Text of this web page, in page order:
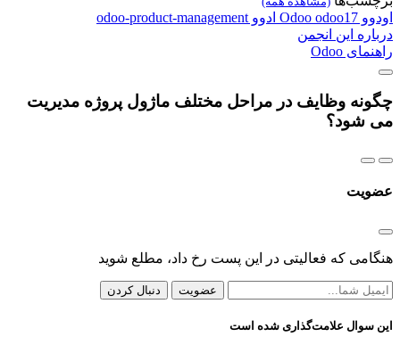
اودوو Odoo odoo17 ادوو odoo-product-management
درباره این انجمن
راهنمای Odoo
چگونه وظایف در مراحل مختلف ماژول پروژه مدیریت
می شود؟
عضویت
هنگامی که فعالیتی در این پست رخ داد، مطلع شوید
عضویت دنبال کردن
این سوال علامت‌گذاری شده است